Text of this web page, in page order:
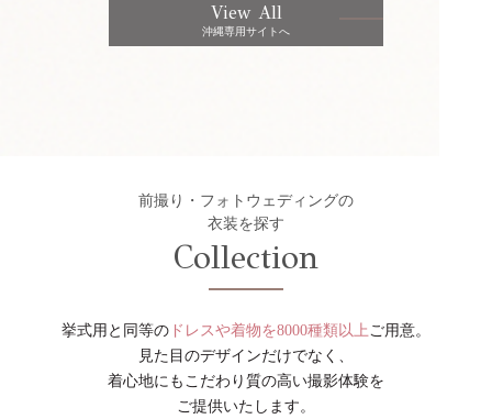
View All
沖縄専用サイトへ
前撮り・フォトウェディングの
衣装を探す
Collection
挙式用と同等の ドレスや着物を8000種類以上 ご用意。
見た目のデザインだけでなく、
着心地にもこだわり質の高い撮影体験を
ご提供いたします。